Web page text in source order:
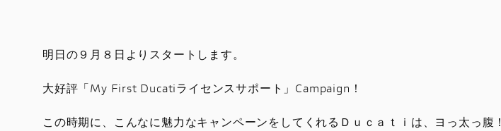
明日の９月８日よりスタートします。
大好評「My First Ducatiライセンスサポート」Campaign！
この時期に、こんなに魅力なキャンペーンをしてくれるＤｕｃａｔｉは、ヨっ太っ腹！